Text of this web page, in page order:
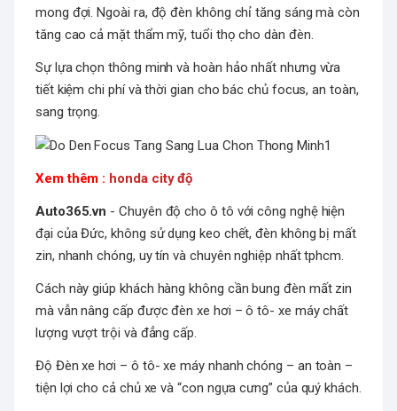
mong đợi. Ngoài ra, độ đèn không chỉ tăng sáng mà còn
tăng cao cả mặt thẩm mỹ, tuổi thọ cho dàn đèn.
Sự lựa chọn thông minh và hoàn hảo nhất nhưng vừa
tiết kiệm chi phí và thời gian cho bác chủ focus, an toàn,
sang trọng.
Xem thêm : honda city độ
Auto365.vn - Chuyên độ cho ô tô với công nghệ hiện
đại của Đức, không sử dụng keo chết, đèn không bị mất
zin, nhanh chóng, uy tín và chuyên nghiệp nhất tphcm.
Cách này giúp khách hàng không cần bung đèn mất zin
mà vẫn nâng cấp được đèn xe hơi – ô tô- xe máy chất
lượng vượt trội và đẳng cấp.
Độ Đèn xe hơi – ô tô- xe máy nhanh chóng – an toàn –
tiện lợi cho cả chủ xe và “con ngựa cưng” của quý khách.